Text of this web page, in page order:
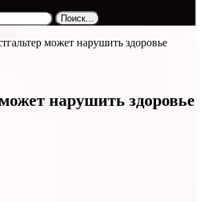
Поиск...
может нарушить здоровье
нарушить здоровье